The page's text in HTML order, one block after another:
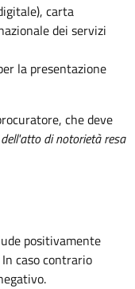
carta
dei servizi
la presentazione
che deve
di notorietà resa
positivamente
caso contrario